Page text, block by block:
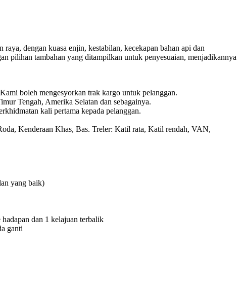
dengan kuasa enjin, kestabilan, kecekapan bahan api dan
pilihan tambahan yang ditampilkan untuk penyesuaian, menjadikannya
boleh mengesyorkan trak kargo untuk pelanggan.
Tengah, Amerika Selatan dan sebagainya.
kali pertama kepada pelanggan.
Kenderaan Khas, Bas. Treler: Katil rata, Katil rendah, VAN,
yang baik)
dan 1 kelajuan terbalik
ganti